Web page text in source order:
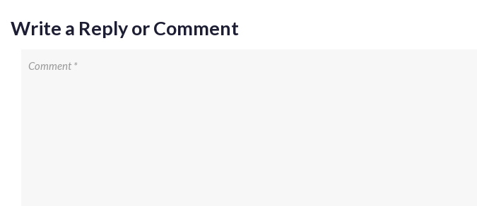
Write a Reply or Comment